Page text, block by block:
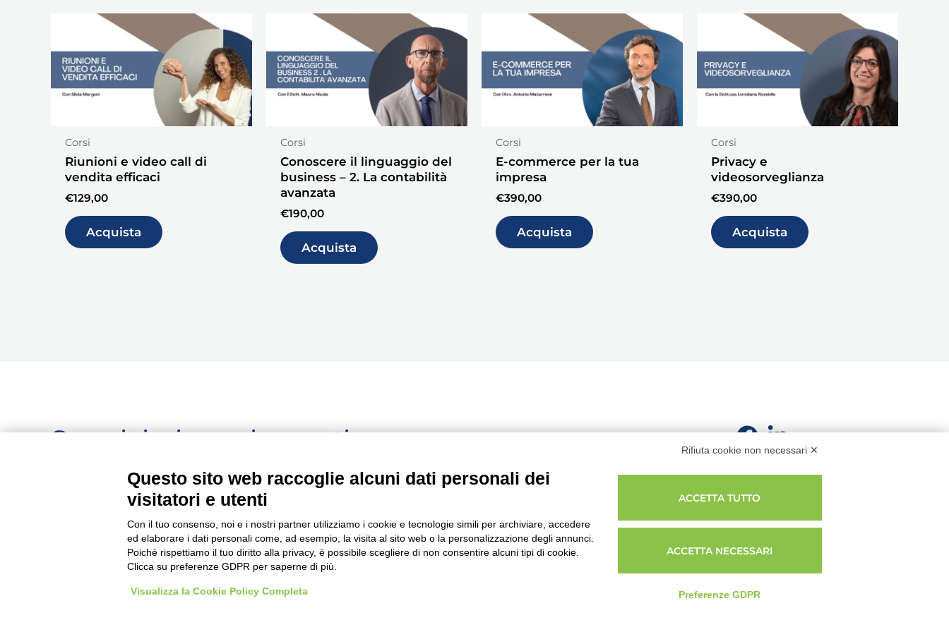
Corsi
Riunioni e video call di
vendita efficaci
€129,00
Acquista
Corsi
Conoscere il linguaggio del
business – 2. La contabilità
avanzata
€190,00
Acquista
Corsi
E-commerce per la tua
impresa
€390,00
Acquista
Corsi
Privacy e
videosorveglianza
€390,00
Acquista
Seguici, siamo in continuo
aggiornamento...
P.IVA 04276370980 - Via XXVI Aprile 97, Bagnolo Mella, Brescia
Privacy Policy|Cookie Policy|Termini e condizioni
Rifiuta cookie non necessari ✕
Questo sito web raccoglie alcuni dati personali dei
visitatori e utenti
Con il tuo consenso, noi e i nostri partner utilizziamo i cookie e tecnologie simili per archiviare, accedere
ed elaborare i dati personali come, ad esempio, la visita al sito web o la personalizzazione degli annunci.
Poiché rispettiamo il tuo diritto alla privacy, è possibile scegliere di non consentire alcuni tipi di cookie.
Clicca su preferenze GDPR per saperne di più.
Visualizza la Cookie Policy Completa
ACCETTA TUTTO
ACCETTA NECESSARI
Preferenze GDPR